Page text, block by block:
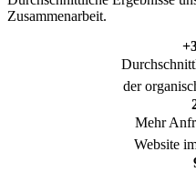
Zusammenarbeit.
der
Mehr
Website